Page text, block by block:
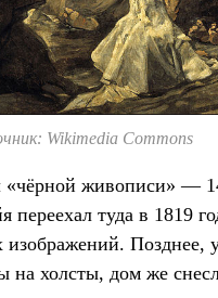
Wikimedia Commons
живописи» —
переехал туда в 1819
изображений.
на холсты, дом же